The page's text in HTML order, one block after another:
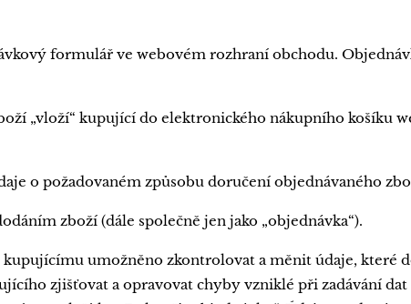
formulář ve webovém rozhraní obchodu.
„vloží“ kupující do elektronického nákupního košíku
o požadovaném způsobu doručení objednávaného
zboží (dále společně jen jako „objednávka“).
umožněno zkontrolovat a měnit údaje, které
zjišťovat a opravovat chyby vzniklé při zadávání